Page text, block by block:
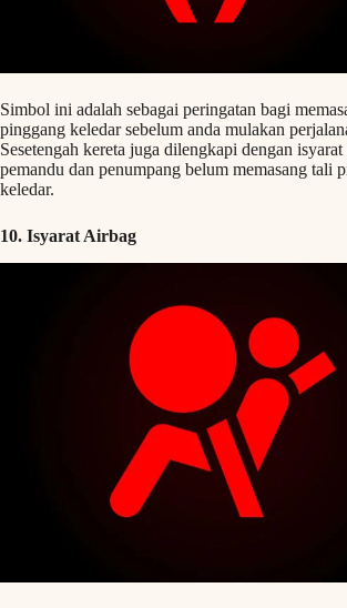
Simbol ini adalah sebagai peringatan bagi
pinggang keledar sebelum anda mulakan
Sesetengah kereta juga dilengkapi dengan
pemandu dan penumpang belum memasang tali
keledar.
10. Isyarat Airbag